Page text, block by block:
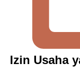
Izin Usaha